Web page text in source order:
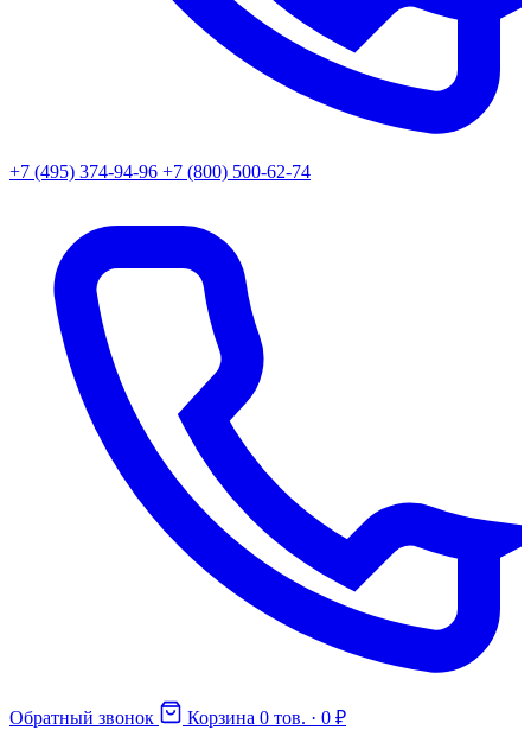
+7 (495) 374-94-96 +7 (800) 500-62-74
Обратный звонок Корзина 0 тов. · 0 ₽